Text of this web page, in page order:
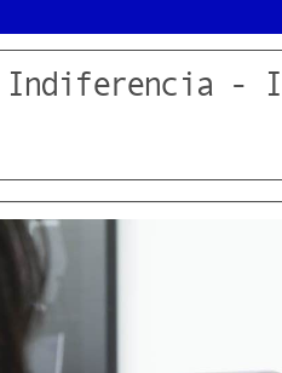
Indiferencia -